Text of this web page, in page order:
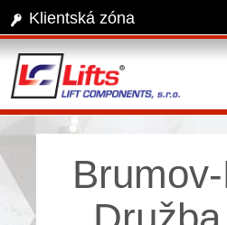
Klientská zóna